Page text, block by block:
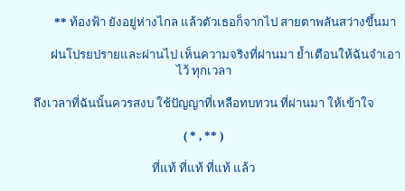
** ท้องฟ้า ยังอยู่ห่างไกล แล้วตัวเธอก็จากไป สายตาพลันสว่างขึ้นมา
ฝนโปรยปรายและผ่านไป เห็นความจริงที่ผ่านมา ย้ำเตือนให้ฉันจำเอา
ไว้ ทุกเวลา
ถึงเวลาที่ฉันนั้นควรสงบ ใช้ปัญญาที่เหลือทบทวน ที่ผ่านมา ให้เข้าใจ
( * , ** )
ที่แท้ ที่แท้ ที่แท้ แล้ว